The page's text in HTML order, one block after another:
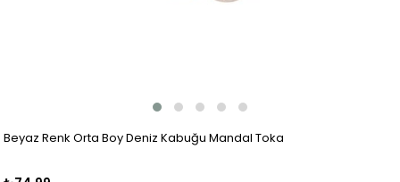
Beyaz Renk Orta Boy Deniz Kabuğu Mandal Toka